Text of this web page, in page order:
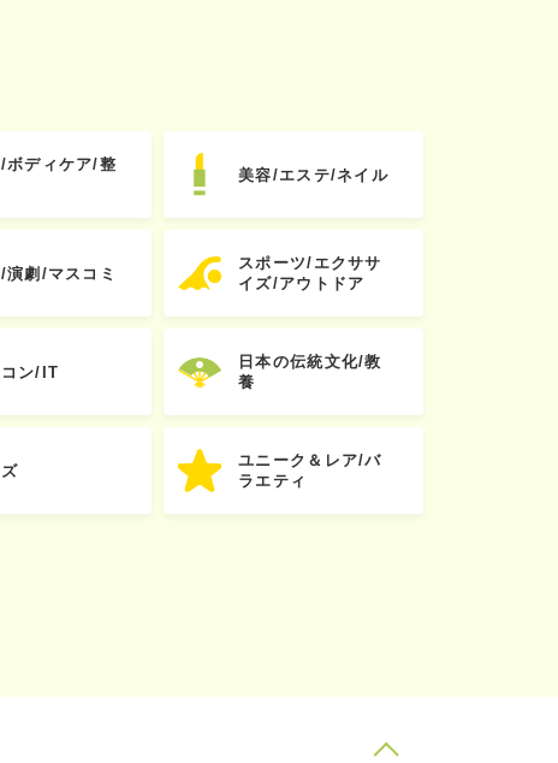
ボディケア/整
美容/エステ/ネイル
演劇/マスコミ
スポーツ/エクササ
イズ/アウトドア
ン/IT
日本の伝統文化/教
養
ユニーク＆レア/バ
ラエティ